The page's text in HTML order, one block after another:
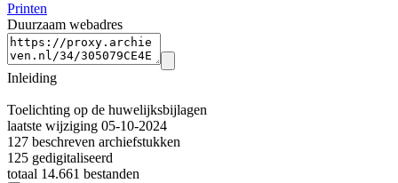
Printen
Duurzaam webadres
Inleiding
Toelichting op de huwelijksbijlagen
laatste wijziging 05-10-2024
127 beschreven archiefstukken
125 gedigitaliseerd
totaal 14.661 bestanden